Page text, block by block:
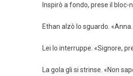
Inspirò a fondo, prese il
Ethan alzò lo sguardo.
Lei lo interruppe. «Signore,
La gola gli si strinse. «Non